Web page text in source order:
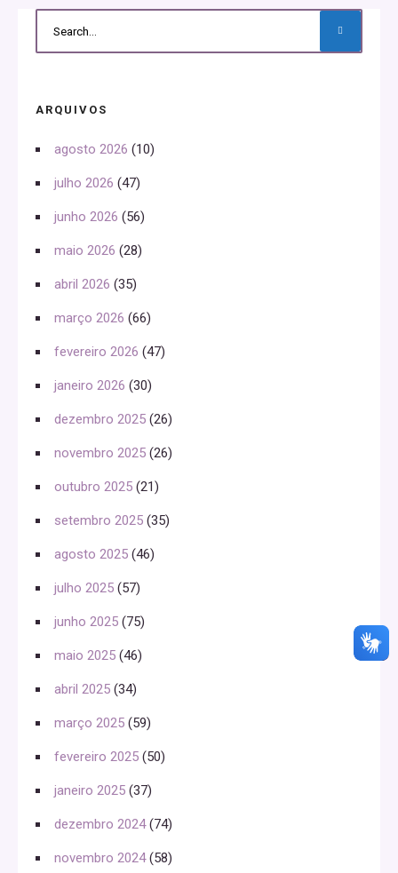
ARQUIVOS
agosto 2026 (10)
julho 2026 (47)
junho 2026 (56)
maio 2026 (28)
abril 2026 (35)
março 2026 (66)
fevereiro 2026 (47)
janeiro 2026 (30)
dezembro 2025 (26)
novembro 2025 (26)
outubro 2025 (21)
setembro 2025 (35)
agosto 2025 (46)
julho 2025 (57)
junho 2025 (75)
maio 2025 (46)
abril 2025 (34)
março 2025 (59)
fevereiro 2025 (50)
janeiro 2025 (37)
dezembro 2024(74)
novembro 2024(58)